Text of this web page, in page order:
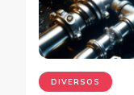
DIVERSOS